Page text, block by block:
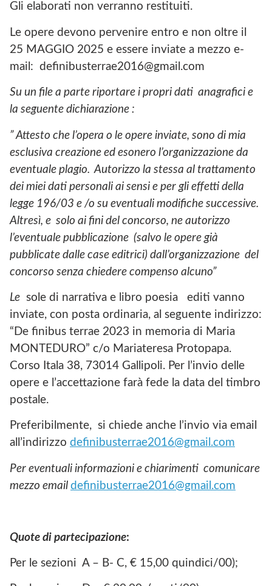
Gli elaborati non verranno restituiti.
Le opere devono pervenire entro e non oltre il
25 MAGGIO 2025 e essere inviate a mezzo e-
mail: definibusterrae2016@gmail.com
Su un file a parte riportare i propri dati anagrafici e
la seguente dichiarazione :
” Attesto che l’opera o le opere inviate, sono di mia
esclusiva creazione ed esonero l’organizzazione da
eventuale plagio. Autorizzo la stessa al trattamento
dei miei dati personali ai sensi e per gli effetti della
legge 196/03 e /o su eventuali modifiche successive.
Altresì, e solo ai fini del concorso, ne autorizzo
l’eventuale pubblicazione (salvo le opere già
pubblicate dalle case editrici) dall’organizzazione del
concorso senza chiedere compenso alcuno”
Le sole di narrativa e libro poesia editi vanno
inviate, con posta ordinaria, al seguente indirizzo:
“De finibus terrae 2023 in memoria di Maria
MONTEDURO” c/o Mariateresa Protopapa.
Corso Itala 38, 73014 Gallipoli. Per l’invio delle
opere e l’accettazione farà fede la data del timbro
postale.
Preferibilmente, si chiede anche l’invio via email
all’indirizzo definibusterrae2016@gmail.com
Per eventuali informazioni e chiarimenti comunicare
mezzo email definibusterrae2016@gmail.com
Quote di partecipazione:
Per le sezioni A – B- C, € 15,00 quindici/00);